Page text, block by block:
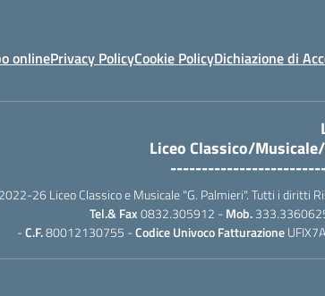
onlinePrivacy PolicyCookie PolicyDichiazione di
Liceo Classico/
26 Liceo Classico e Musicale "G. Palmieri". Tutti i diritti
Tel.& Fax0832.305912 - Mob.
-C.F.80012130755 -Codice Univoco Fatturazione